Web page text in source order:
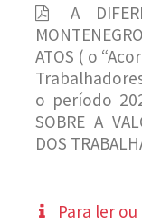
A
ATOS ( o
o período
SOBRE A
DOS
Para ler